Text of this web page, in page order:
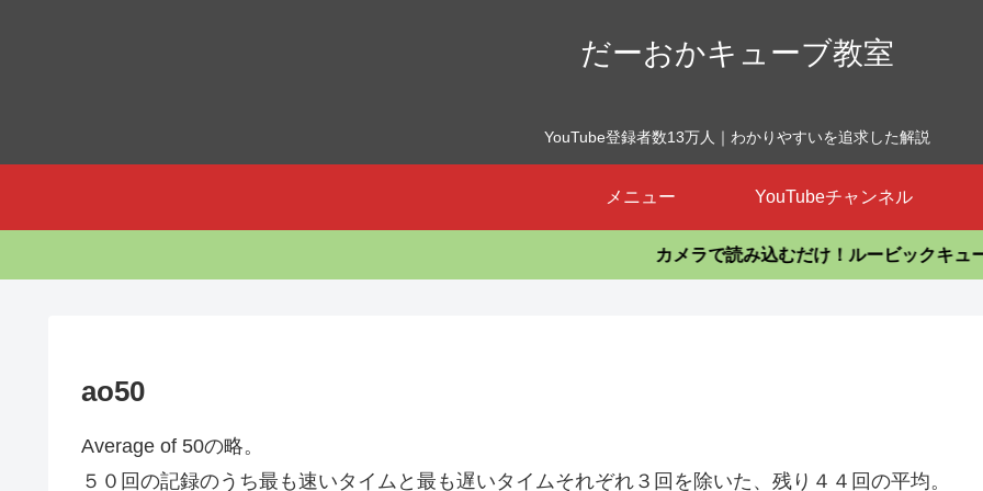
だーおかキューブ教室
YouTube登録者数13万人｜わかりやすいを追求した解説
メニュー YouTubeチャンネル
カメラで読み込むだけ！ルービックキューブを揃える
ao50
Average of 50の略。
５０回の記録のうち最も速いタイムと最も遅いタイムそれぞれ３回を除いた、残り４４回の平均。